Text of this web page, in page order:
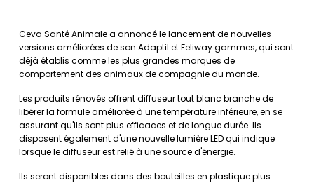
Ceva Santé Animale a annoncé le lancement de nouvelles
versions améliorées de son Adaptil et Feliway gammes, qui sont
déjà établis comme les plus grandes marques de
comportement des animaux de compagnie du monde.
Les produits rénovés offrent diffuseur tout blanc branche de
libérer la formule améliorée à une température inférieure, en se
assurant qu'ils sont plus efficaces et de longue durée. Ils
disposent également d'une nouvelle lumière LED qui indique
lorsque le diffuseur est relié à une source d'énergie.
Ils seront disponibles dans des bouteilles en plastique plus